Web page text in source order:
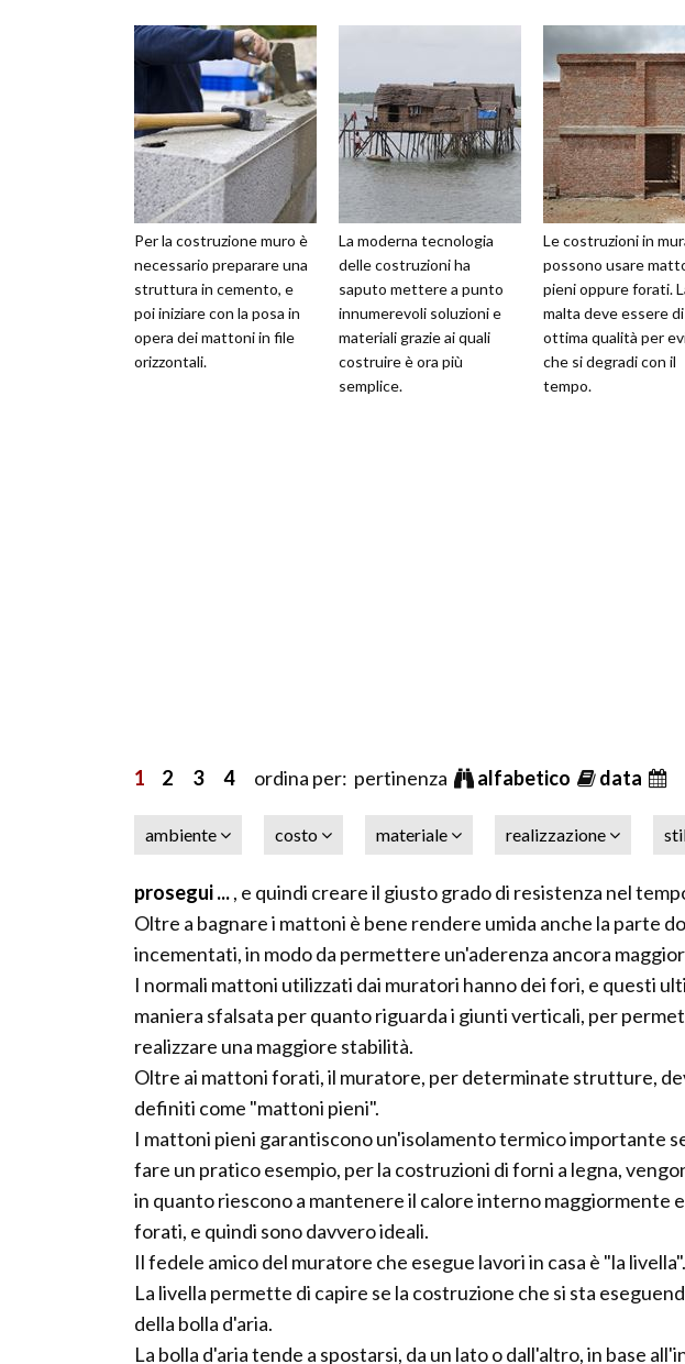
Per la costruzione muro è
necessario preparare una
struttura in cemento, e
poi iniziare con la posa in
opera dei mattoni in file
orizzontali.
La moderna tecnologia
delle costruzioni ha
saputo mettere a punto
innumerevoli soluzioni e
materiali grazie ai quali
costruire è ora più
semplice.
Le costruzioni in
possono usare
pieni oppure forati.
malta deve essere di
ottima qualità per
che si degradi con il
tempo.
1 2 3 4ordina per: pertinenza alfabetico data
ambiente costo materiale realizzazione
prosegui ..., e quindi creare il giusto grado di resistenza nel
Oltre a bagnare i mattoni è bene rendere umida anche la parte
incementati, in modo da permettere un'aderenza ancora
I normali mattoni utilizzati dai muratori hanno dei fori, e questi
maniera sfalsata per quanto riguarda i giunti verticali, per
realizzare una maggiore stabilità.
Oltre ai mattoni forati, il muratore, per determinate strutture,
definiti come "mattoni pieni".
I mattoni pieni garantiscono un'isolamento termico importante
fare un pratico esempio, per la costruzioni di forni a legna,
in quanto riescono a mantenere il calore interno maggiormente
forati, e quindi sono davvero ideali.
Il fedele amico del muratore che esegue lavori in casa è "la livella".
La livella permette di capire se la costruzione che si sta
della bolla d'aria.
La bolla d'aria tende a spostarsi, da un lato o dall'altro, in base